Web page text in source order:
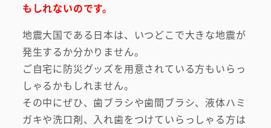
もしれないのです。
地震大国である日本は、いつどこで大きな地震が
発生するか分かりません。
ご自宅に防災グッズを用意されている方もいらっ
しゃるかもしれません。
その中にぜひ、歯ブラシや歯間ブラシ、液体ハミ
ガキや洗口剤、入れ歯をつけていらっしゃる方は